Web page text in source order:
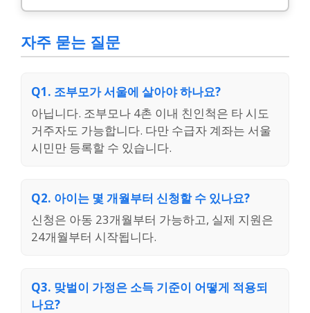
자주 묻는 질문
Q1. 조부모가 서울에 살아야 하나요?
아닙니다. 조부모나 4촌 이내 친인척은 타 시도
거주자도 가능합니다. 다만 수급자 계좌는 서울
시민만 등록할 수 있습니다.
Q2. 아이는 몇 개월부터 신청할 수 있나요?
신청은 아동 23개월부터 가능하고, 실제 지원은
24개월부터 시작됩니다.
Q3. 맞벌이 가정은 소득 기준이 어떻게 적용되
나요?